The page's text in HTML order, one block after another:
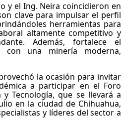
y el Ing. Neira coincidieron en
clave para impulsar el perfil
herramientas para
altamente competitivo y
Además, fortalece el
con una minería moderna,
la ocasión para invitar
a participar en el Foro
Tecnología, que se llevará a
en la ciudad de Chihuahua,
y líderes del sector a